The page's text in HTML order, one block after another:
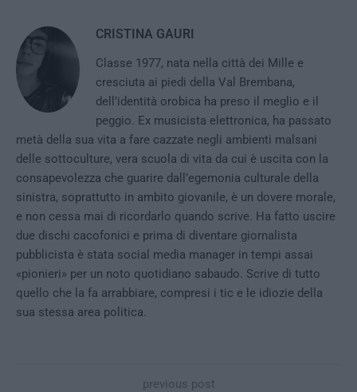
CRISTINA GAURI
Classe 1977, nata nella città dei Mille e
cresciuta ai piedi della Val Brembana,
dell’identità orobica ha preso il meglio e il
peggio. Ex musicista elettronica, ha passato
metà della sua vita a fare cazzate negli ambienti malsani
delle sottoculture, vera scuola di vita da cui è uscita con la
consapevolezza che guarire dall’egemonia culturale della
sinistra, soprattutto in ambito giovanile, è un dovere morale,
e non cessa mai di ricordarlo quando scrive. Ha fatto uscire
due dischi cacofonici e prima di diventare giornalista
pubblicista è stata social media manager in tempi assai
«pionieri» per un noto quotidiano sabaudo. Scrive di tutto
quello che la fa arrabbiare, compresi i tic e le idiozie della
sua stessa area politica.
previous post